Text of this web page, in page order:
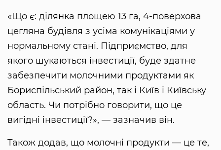
«Що є: ділянка площею 13 га, 4-поверхова
цегляна будівля з усіма комунікаціями у
нормальному стані. Підприємство, для
якого шукаються інвестиції, буде здатне
забезпечити молочними продуктами як
Бориспільський район, так і Київ і Київську
область. Чи потрібно говорити, що це
вигідні інвестиції?», — зазначив він.
Також додав, що молочні продукти — це те,